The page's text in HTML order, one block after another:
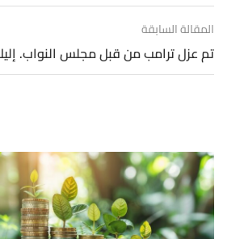
المقالة السابقة
تم عزل ترامب من قبل مجلس النواب.